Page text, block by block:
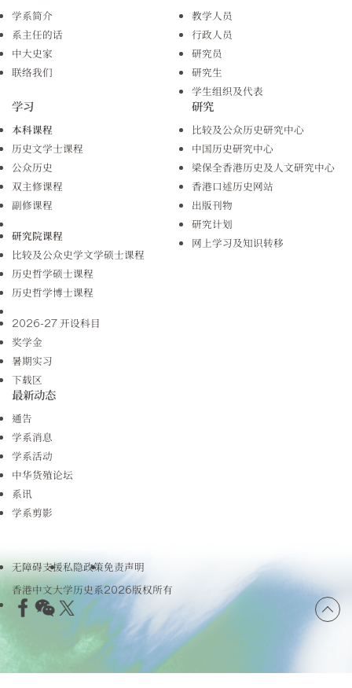
学系简介
系主任的话
中大史家
联络我们
教学人员
行政人员
研究员
研究生
学生组织及代表
学习
本科课程
历史文学士课程
公众历史
双主修课程
副修课程
研究院课程
比较及公众史学文学硕士课程
历史哲学硕士课程
历史哲学博士课程
2026-27 开设科目
奖学金
暑期实习
下载区
研究
比较及公众历史研究中心
中国历史研究中心
梁保全香港历史及人文研究中心
香港口述历史网站
出版刊物
研究计划
网上学习及知识转移
最新动态
通告
学系消息
学系活动
中华货殖论坛
系讯
学系剪影
无障碍支援私隐政策免责声明
香港中文大学历史系2026版权所有